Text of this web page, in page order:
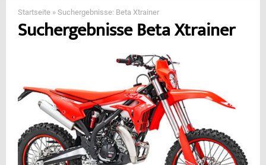
Startseite » Suchergebnisse: Beta Xtrainer
SuchergebnisseBeta Xtrainer